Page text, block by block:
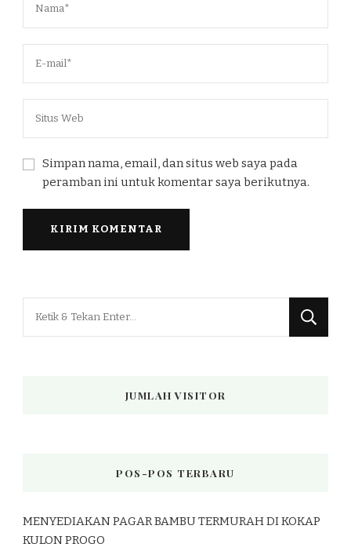
Simpan nama, email, dan situs web saya pada
peramban ini untuk komentar saya berikutnya.
JUMLAH VISITOR
POS-POS TERBARU
MENYEDIAKAN PAGAR BAMBU TERMURAH DI KOKAP
KULON PROGO